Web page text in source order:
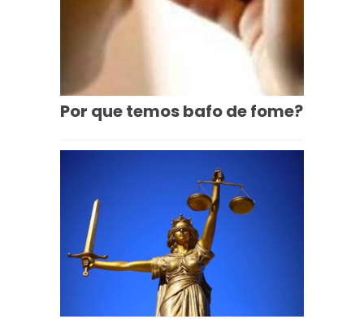
Por que temos bafo de fome?